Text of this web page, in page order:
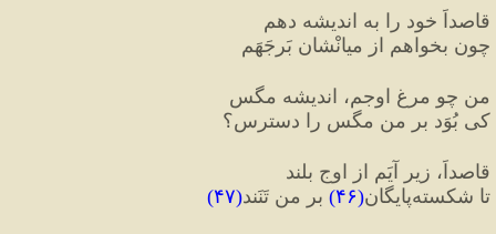
قاصداً خود را به اندیشه دهم
چون بخواهم از میانْشان بَرجَهَم
من چو مرغِ اوجم، اندیشه مگس
کی بُوَد بر من مگس را دسترس؟
قاصداً، زیر آیَم از اوجِ بلند
تا شکستهپایگان(۴۶) بر من تَنَند(۴۷)